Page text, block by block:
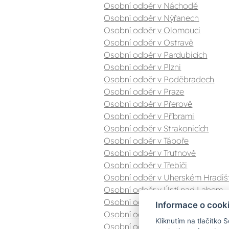
Osobní odběr v Náchodě
Osobní odběr v Nýřanech
Osobní odběr v Olomouci
Osobní odběr v Ostravě
Osobní odběr v Pardubicích
Osobní odběr v Plzni
Osobní odběr v Poděbradech
Osobní odběr v Praze
Osobní odběr v Přerově
Osobní odběr v Příbrami
Osobní odběr v Strakonicích
Osobní odběr v Táboře
Osobní odběr v Trutnově
Osobní odběr v Třebíči
Osobní odběr v Uherském
Osobní odběr v Ústí nad Labem
Osobní odběr v Valašském
Osobní odběr v Zlíně
Osobní odběr v Znojmě
Informace o
Kliknutím na tlačítko